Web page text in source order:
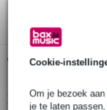
Cookie-
Om je bezoek
je te laten
3 jaar Bax Music
Gratis ophalen